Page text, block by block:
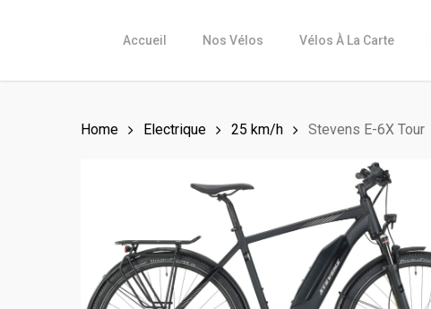
Accueil Nos Vélos Vélos À La Carte
Home Electrique 25 km/h Stevens E-6X Tour